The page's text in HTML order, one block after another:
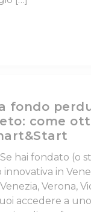
fondo
come
hai fondato (o
in
Verona,
accedere a